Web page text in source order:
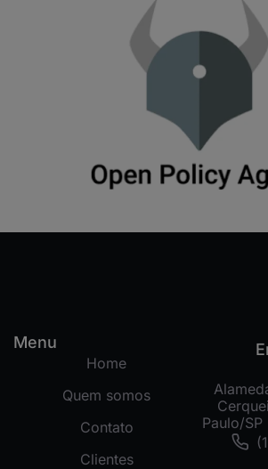
Menu
Home
Quem somos
Contato
Clientes
Paulo/